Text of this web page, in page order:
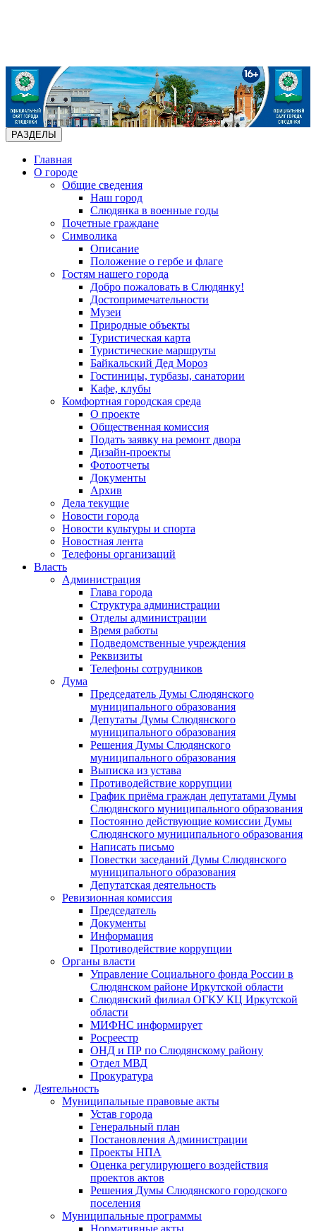
РАЗДЕЛЫ
Главная
О городе
Общие сведения
Наш город
Слюдянка в военные годы
Почетные граждане
Символика
Описание
Положение о гербе и флаге
Гостям нашего города
Добро пожаловать в Слюдянку!
Достопримечательности
Музеи
Природные объекты
Туристическая карта
Туристические маршруты
Байкальский Дед Мороз
Гостиницы, турбазы, санатории
Кафе, клубы
Комфортная городская среда
О проекте
Общественная комиссия
Подать заявку на ремонт двора
Дизайн-проекты
Фотоотчеты
Документы
Архив
Дела текущие
Новости города
Новости культуры и спорта
Новостная лента
Телефоны организаций
Власть
Администрация
Глава города
Структура администрации
Отделы администрации
Время работы
Подведомственные учреждения
Реквизиты
Телефоны сотрудников
Дума
Председатель Думы Слюдянского
муниципального образования
Депутаты Думы Слюдянского
муниципального образования
Решения Думы Слюдянского
муниципального образования
Выписка из устава
Противодействие коррупции
График приёма граждан депутатами Думы
Слюдянского муниципального образования
Постоянно действующие комиссии Думы
Слюдянского муниципального образования
Написать письмо
Повестки заседаний Думы Слюдянского
муниципального образования
Депутатская деятельность
Ревизионная комиссия
Председатель
Документы
Информация
Противодействие коррупции
Органы власти
Управление Социального фонда России в
Слюдянском районе Иркутской области
Слюдянский филиал ОГКУ КЦ Иркутской
области
МИФНС информирует
Росреестр
ОНД и ПР по Слюдянскому району
Отдел МВД
Прокуратура
Деятельность
Муниципальные правовые акты
Устав города
Генеральный план
Постановления Администрации
Проекты НПА
Оценка регулирующего воздействия
проектов актов
Решения Думы Слюдянского городского
поселения
Муниципальные программы